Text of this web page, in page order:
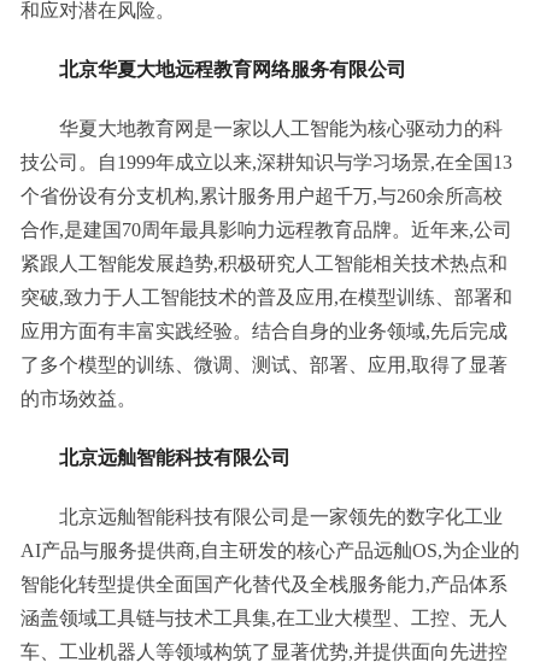
和应对潜在风险。
北京华夏大地远程教育网络服务有限公司
华夏大地教育网是一家以人工智能为核心驱动力的科
技公司。自1999年成立以来,深耕知识与学习场景,在全国13
个省份设有分支机构,累计服务用户超千万,与260余所高校
合作,是建国70周年最具影响力远程教育品牌。近年来,公司
紧跟人工智能发展趋势,积极研究人工智能相关技术热点和
突破,致力于人工智能技术的普及应用,在模型训练、部署和
应用方面有丰富实践经验。结合自身的业务领域,先后完成
了多个模型的训练、微调、测试、部署、应用,取得了显著
的市场效益。
北京远舢智能科技有限公司
北京远舢智能科技有限公司是一家领先的数字化工业
AI产品与服务提供商,自主研发的核心产品远舢OS,为企业的
智能化转型提供全面国产化替代及全栈服务能力,产品体系
涵盖领域工具链与技术工具集,在工业大模型、工控、无人
车、工业机器人等领域构筑了显著优势,并提供面向先进控